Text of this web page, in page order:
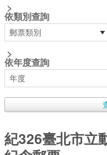
>
依類別查詢
>
依年度查詢
紀326臺北市立